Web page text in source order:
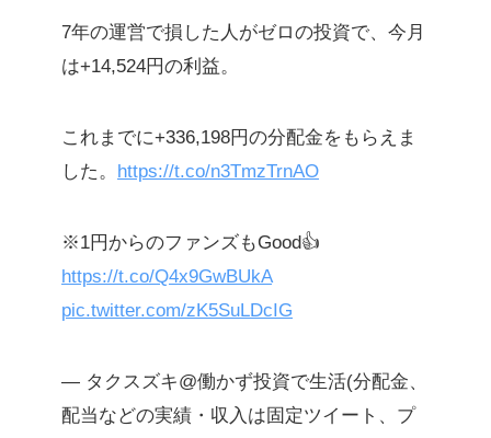
7年の運営で損した人がゼロの投資で、今月
は+14,524円の利益。
これまでに+336,198円の分配金をもらえま
した。
https://t.co/n3TmzTrnAO
※1円からのファンズもGood👍
https://t.co/Q4x9GwBUkA
pic.twitter.com/zK5SuLDcIG
— タクスズキ@働かず投資で生活(分配金、
配当などの実績・収入は固定ツイート、プ